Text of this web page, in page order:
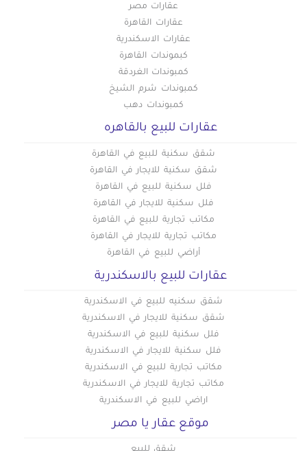
عقارات مصر
عقارات القاهرة
عقارات الاسكندرية
كبموندات القاهرة
كمبوندات الغردقة
كمبوندات شرم الشيخ
كمبوندات دهب
عقارات للبيع بالقاهره
شقق سكنية للبيع في القاهرة
شقق سكنية للايجار في القاهرة
فلل سكنية للبيع في القاهرة
فلل سكنية للايجار في القاهرة
مكاتب تجارية للبيع في القاهرة
مكاتب تجارية للايجار في القاهرة
أراضي للبيع في القاهرة
عقارات للبيع بالاسكندرية
شقق سكنيه للبيع في الاسكندرية
شقق سكنية للايجار في الاسكندرية
فلل سكنية للبيع في الاسكندرية
فلل سكنية للايجار في الاسكندرية
مكاتب تجارية للبيع في الاسكندرية
مكاتب تجارية للايجار في الاسكندرية
اراضي للبيع في الاسكندرية
موقع عقار يا مصر